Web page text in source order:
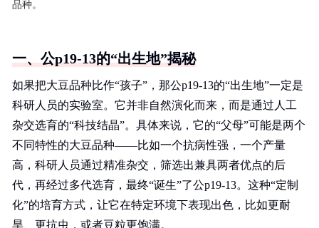
品种。
一、公p19-13的“出生地”揭秘
如果把大豆品种比作“孩子”，那公p19-13的“出生地”一定是
科研人员的实验室。它并非自然演化而来，而是通过人工
杂交选育的“科技结晶”。具体来说，它的“父母”可能是两个
不同特性的大豆品种——比如一个抗病性强，一个产量
高，科研人员通过精准杂交，筛选出兼具两者优点的后
代，再经过多代选育，最终“诞生”了公p19-13。这种“定制
化”的培育方式，让它在特定环境下表现出色，比如更耐
旱、更抗虫，或者豆粒更饱满。